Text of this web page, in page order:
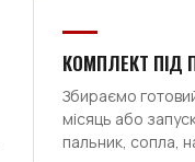
КОМПЛЕКТ ПІД
Збираємо
місяць або
пальник, сопла,